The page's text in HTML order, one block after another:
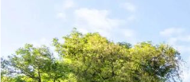
istoriji Argentine, i najvećih narodnih
postavljen je spomenik “Majska piramida” (
Majo, nalazi se u finansijskom delu grada,
gradska većnica), “Ružičasta kuća” (Casa
Metropolitana de la Santísima Trinidad de
istorijski blok zgrada koji nosi naziv